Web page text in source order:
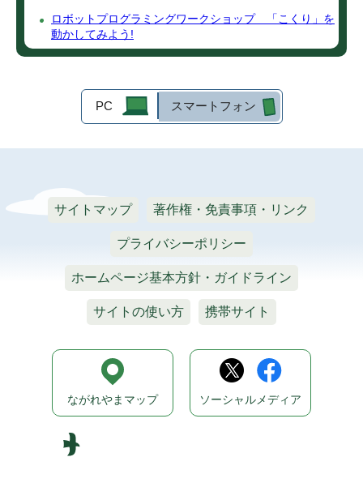
ロボットプログラミングワークショップ 「こくり」を
動かしてみよう!
PC スマートフォン
サイトマップ 著作権・免責事項・リンク
プライバシーポリシー
ホームページ基本方針・ガイドライン
サイトの使い方 携帯サイト
ながれやまマップ ソーシャルメディア